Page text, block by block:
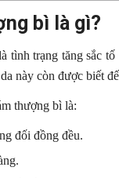
bì là gì?
tình trạng tăng sắc
này còn được biết
thượng bì là:
đối đồng đều.